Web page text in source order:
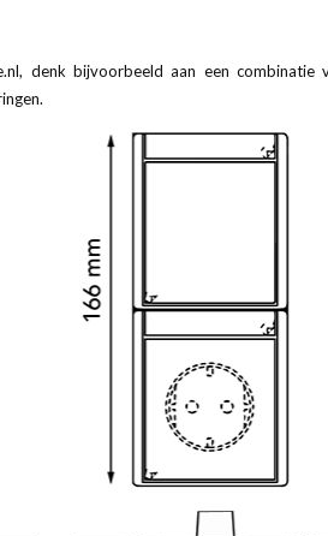
denk bijvoorbeeld aan een combinatie